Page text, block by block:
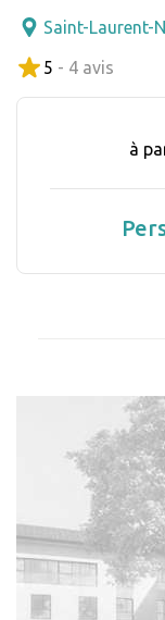
Saint-Laurent-
5 - 4 avis
à